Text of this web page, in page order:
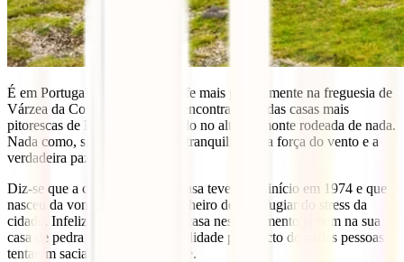
É em Portugal, na cidade de Fafe mais precisamente na freguesia de
Várzea da Cova que podemos encontrar uma das casas mais
pitorescas de Portugal, localizado no alto do monte rodeada de nada.
Nada como, silencio, natureza, tranquilidade, a força do vento e a
verdadeira paz interior.
Diz-se que a construção desta casa teve o seu início em 1974 e que
nasceu da vontade de um engenheiro de se refugiar do stress da
cidade. Infelizmente o dono da casa neste momento já nem na sua
casa de pedra encontra a tranquilidade pelo facto de várias pessoas
tentarem saciar a sua curiosidade.